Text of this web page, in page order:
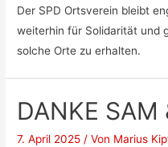
Der SPD Ortsverein bleibt
weiterhin für Solidarität und
solche Orte zu erhalten.
DANKE
7. April 2025 / Von Marius